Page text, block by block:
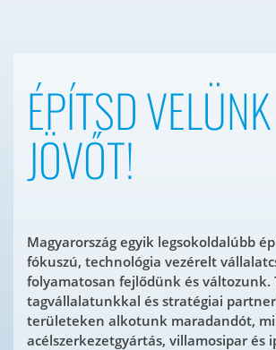
ÉPÍTSD
JÖVŐT!
Magyarország egyik legsokoldalúbb
fókuszú, technológia vezérelt
folyamatosan fejlődünk és változunk.
tagvállalatunkkal és stratégiai
területeken alkotunk maradandót,
acélszerkezetgyártás, villamosipar és